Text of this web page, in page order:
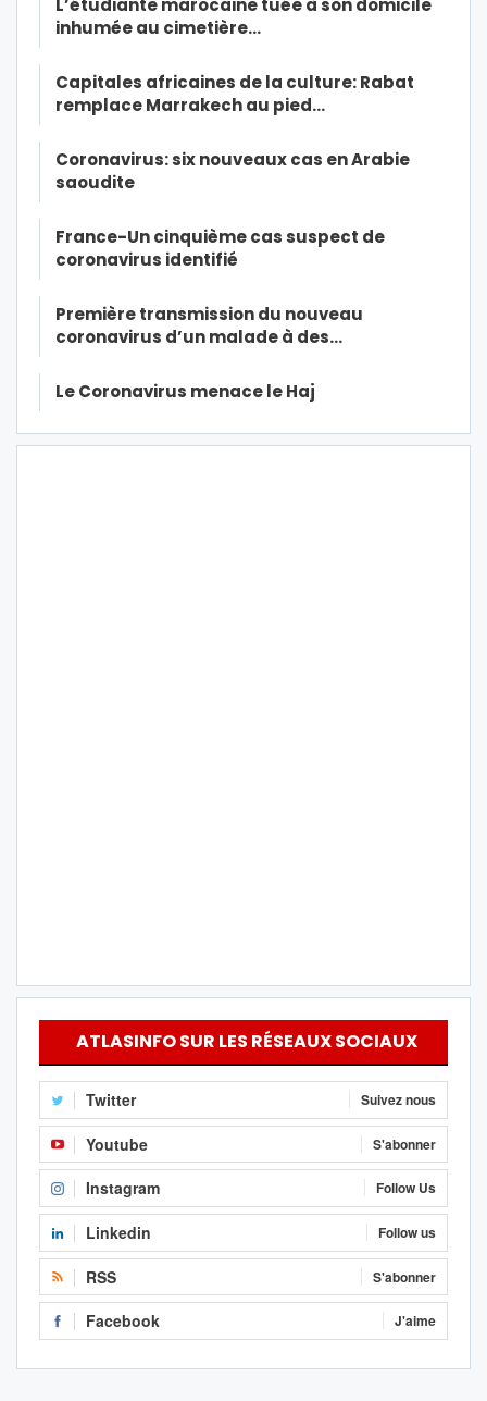
L’étudiante marocaine tuée à son domicile
inhumée au cimetière…
Capitales africaines de la culture: Rabat
remplace Marrakech au pied…
Coronavirus: six nouveaux cas en Arabie
saoudite
France-Un cinquième cas suspect de
coronavirus identifié
Première transmission du nouveau
coronavirus d’un malade à des…
Le Coronavirus menace le Haj
ATLASINFO SUR LES RÉSEAUX SOCIAUX
Twitter Suivez nous
Youtube S'abonner
Instagram Follow Us
Linkedin Follow us
RSS S'abonner
Facebook J'aime